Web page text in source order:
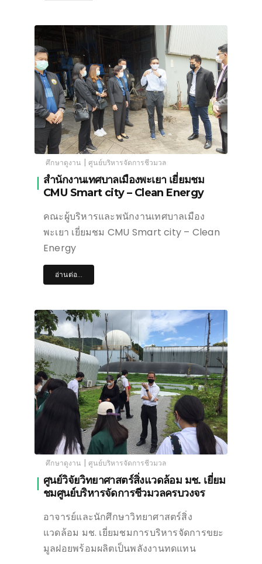
ศึกษาดูงาน | ศูนย์บริหารจัดการชีวมวล
สำนักงานเทศบาลเมืองพะเยา เยี่ยมชม
CMU Smart city – Clean Energy
คณะผู้บริหารและพนักงานเทศบาลเมือง
พะเยา เยี่ยมชม CMU Smart city – Clean
Energy
อ่านต่อ...
ศึกษาดูงาน | ศูนย์บริหารจัดการชีวมวล
ศูนย์วิจัยวิทยาศาสตร์สิ่งแวดล้อม มช. เยี่ยม
ชมศูนย์บริหารจัดการชีวมวลครบวงจร
อาจารย์และนักศึกษาวิทยาศาสตร์สิ่ง
แวดล้อม มช. เยี่ยมชมการบริหารจัดการขยะ
มูลฝอยพร้อมผลิตเป็นพลังงานทดแทน